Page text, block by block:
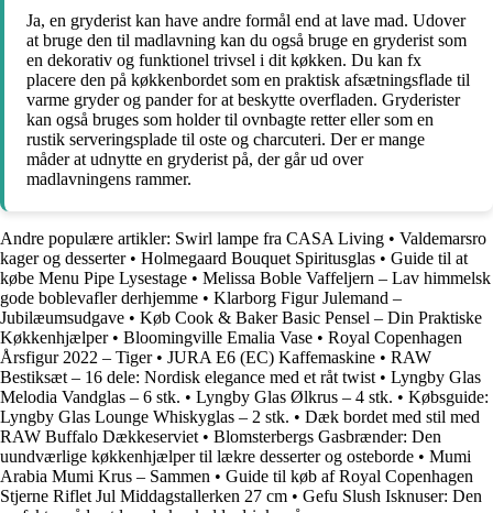
Ja, en gryderist kan have andre formål end at lave mad. Udover
at bruge den til madlavning kan du også bruge en gryderist som
en dekorativ og funktionel trivsel i dit køkken. Du kan fx
placere den på køkkenbordet som en praktisk afsætningsflade til
varme gryder og pander for at beskytte overfladen. Gryderister
kan også bruges som holder til ovnbagte retter eller som en
rustik serveringsplade til oste og charcuteri. Der er mange
måder at udnytte en gryderist på, der går ud over
madlavningens rammer.
Andre populære artikler: Swirl lampe fra CASA Living • Valdemarsro
kager og desserter• Holmegaard Bouquet Spiritusglas • Guide til at
købe Menu Pipe Lysestage • Melissa Boble Vaffeljern – Lav himmelsk
gode boblevafler derhjemme • Klarborg Figur Julemand –
Jubilæumsudgave • Køb Cook & Baker Basic Pensel – Din Praktiske
Køkkenhjælper• Bloomingville Emalia Vase • Royal Copenhagen
Årsfigur 2022 – Tiger• JURA E6 (EC) Kaffemaskine • RAW
Bestiksæt – 16 dele: Nordisk elegance med et råt twist • Lyngby Glas
Melodia Vandglas – 6 stk. • Lyngby Glas Ølkrus – 4 stk. • Købsguide:
Lyngby Glas Lounge Whiskyglas – 2 stk. • Dæk bordet med stil med
RAW Buffalo Dækkeserviet • Blomsterbergs Gasbrænder: Den
uundværlige køkkenhjælper til lækre desserter og osteborde • Mumi
Arabia Mumi Krus – Sammen • Guide til køb af Royal Copenhagen
Stjerne Riflet Jul Middagstallerken 27 cm • Gefu Slush Isknuser: Den